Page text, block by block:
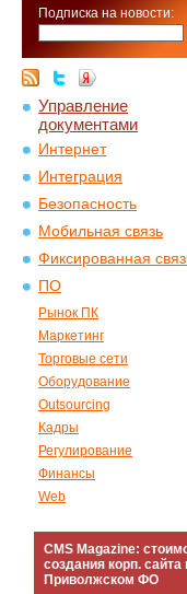
Подписка на новости:
Управление
документами
Интернет
Интеграция
Безопасность
Мобильная связь
Фиксированная
ПО
Рынок ПК
Маркетинг
Торговые сети
Оборудование
Outsourcing
Кадры
Регулирование
Финансы
Web
CMS Magazine:
создания корп. сайта
Приволжском ФО